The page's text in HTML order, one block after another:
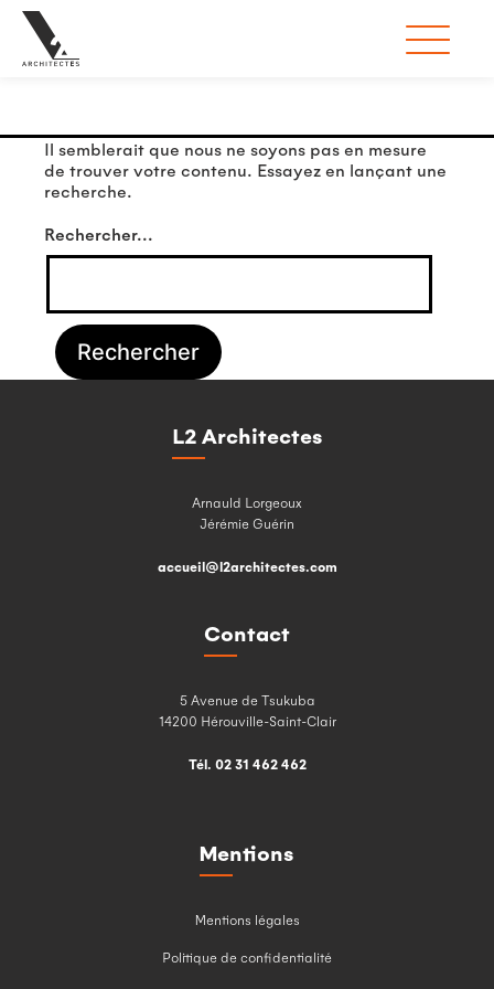
Il semblerait que nous ne soyons pas en mesure
de trouver votre contenu. Essayez en lançant une
recherche.
Rechercher…
L2 Architectes
Arnauld Lorgeoux
Jérémie Guérin
accueil@l2architectes.com
Contact
5 Avenue de Tsukuba
14200 Hérouville-Saint-Clair
Tél. 02 31 462 462
Mentions
Mentions légales
Politique de confidentialité